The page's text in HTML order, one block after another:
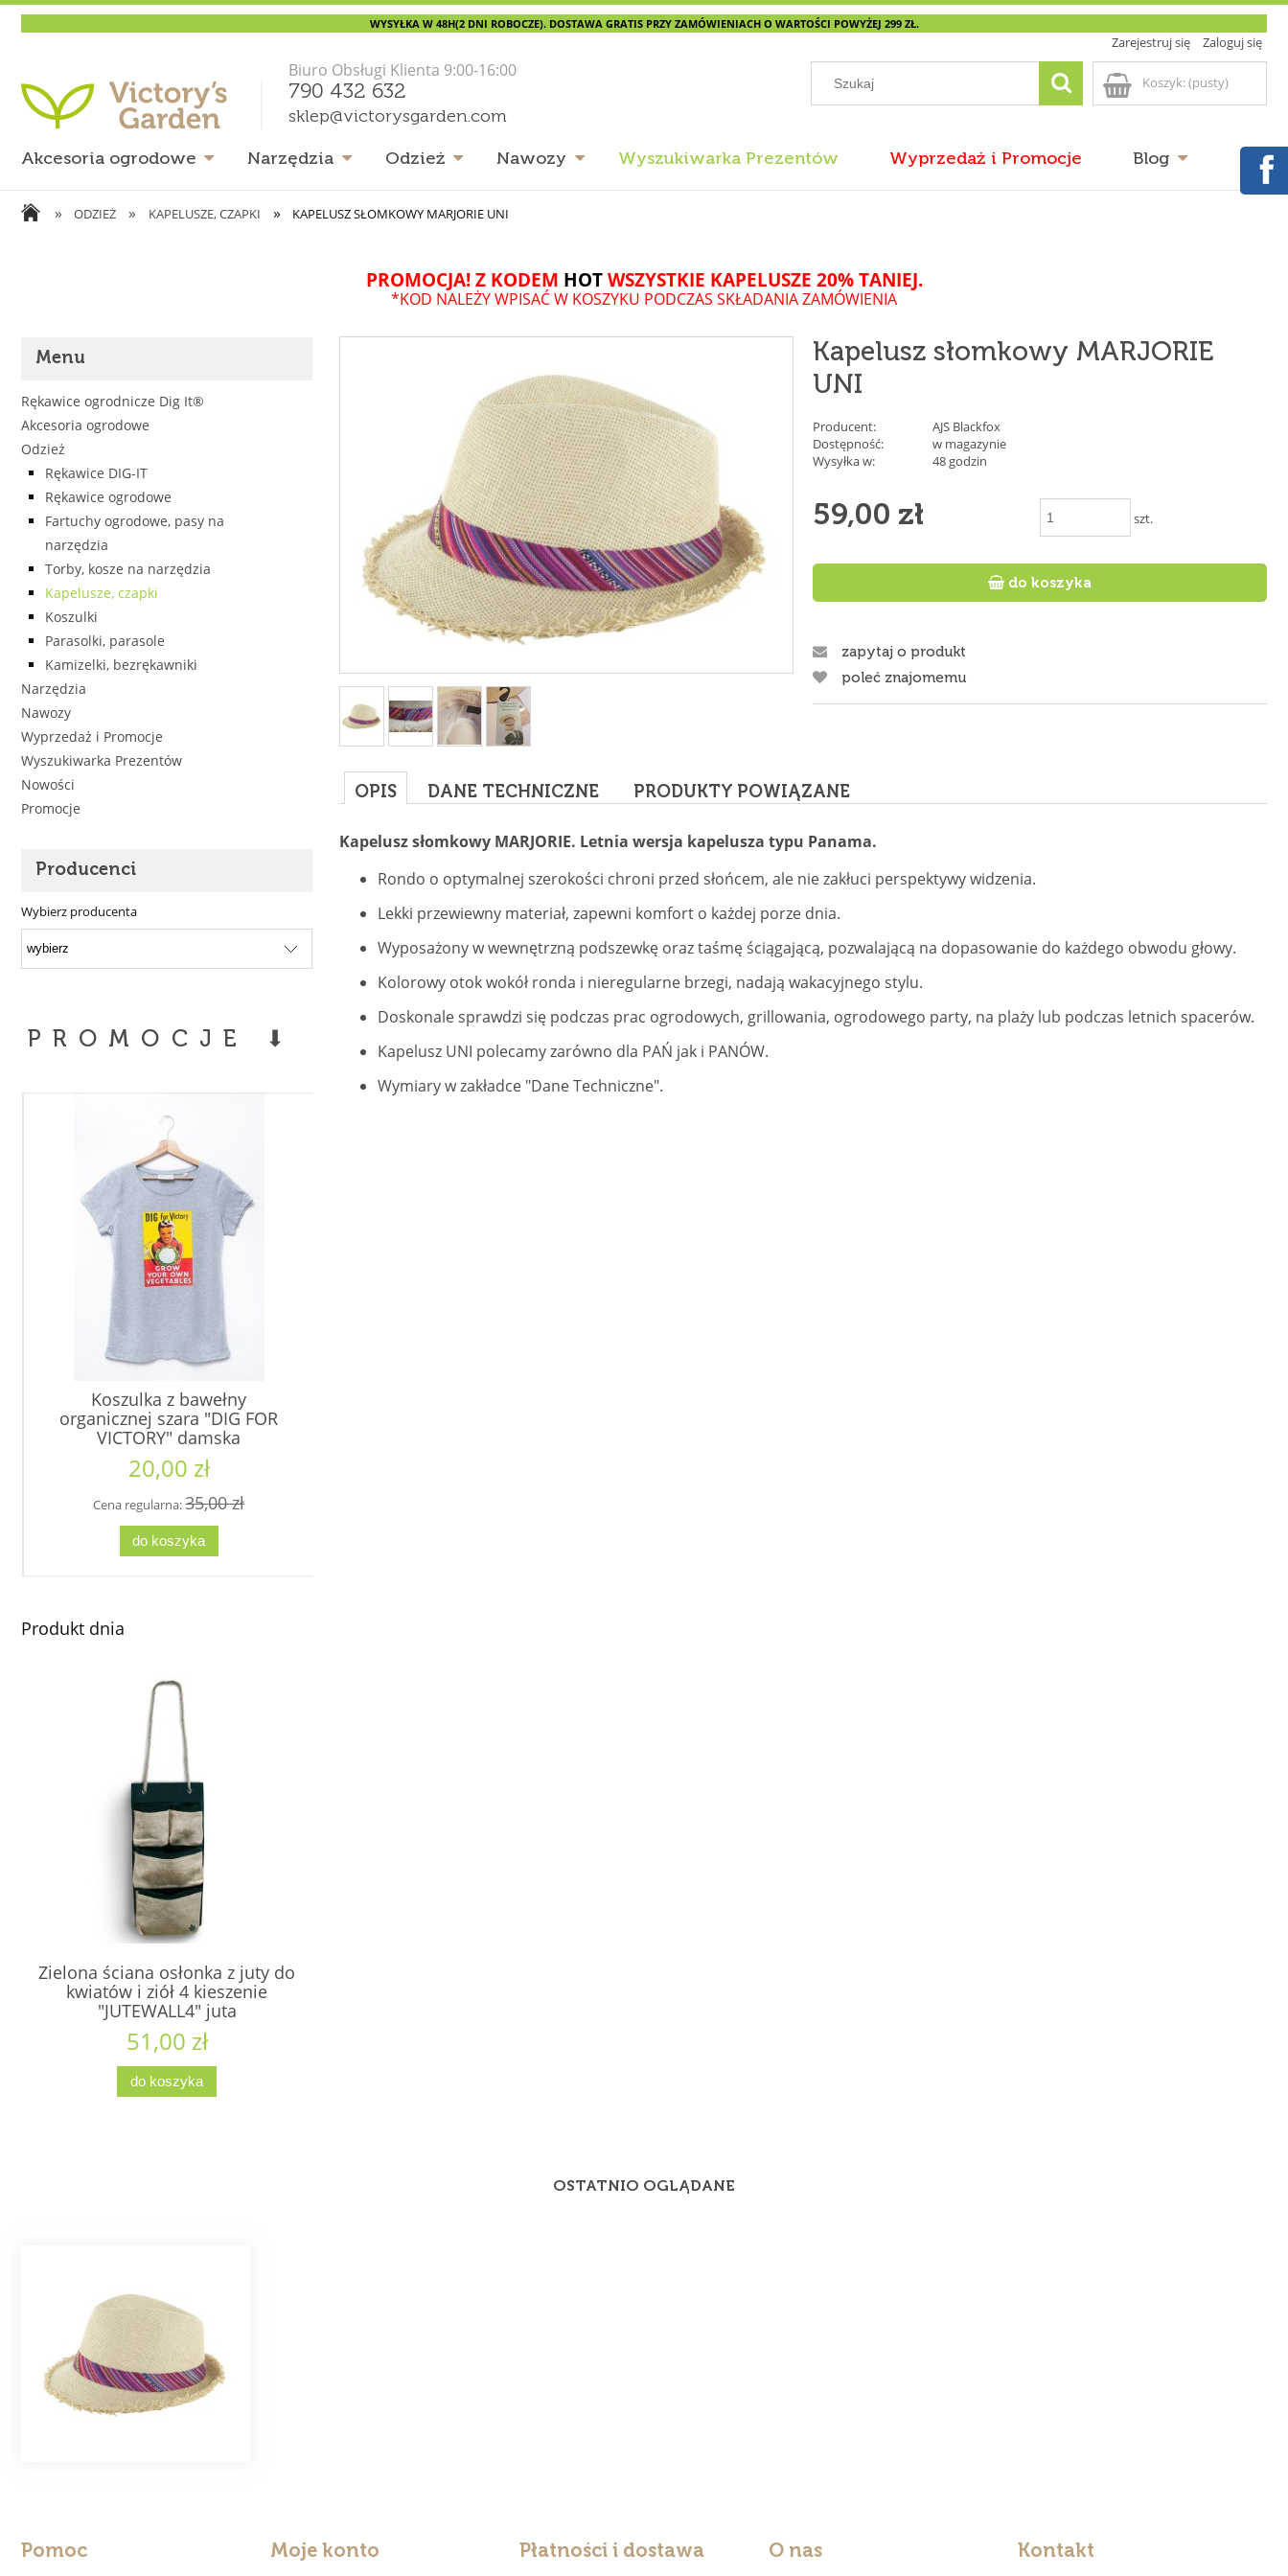
WYSYŁKA W 48H(2 DNI ROBOCZE). DOSTAWA GRATIS PRZY ZAMÓWIENIACH O WARTOŚCI POWYŻEJ 299 ZŁ.
Zarejestruj się Zaloguj się
Biuro Obsługi Klienta 9:00-16:00
790 432 632
sklep@victorysgarden.com
Koszyk:(pusty)
Akcesoria ogrodowe Narzędzia Odzież Nawozy Wyszukiwarka Prezentów Wyprzedaż i Promocje Blog
» ODZIEŻ » KAPELUSZE, CZAPKI » KAPELUSZ SŁOMKOWY MARJORIE UNI
PROMOCJA! Z KODEM HOTWSZYSTKIE KAPELUSZE 20% TANIEJ.
*KOD NALEŻY WPISAĆ W KOSZYKU PODCZAS SKŁADANIA ZAMÓWIENIA
Menu
Rękawice ogrodnicze Dig It®
Akcesoria ogrodowe
Odzież
Rękawice DIG-IT
Rękawice ogrodowe
Fartuchy ogrodowe, pasy na
narzędzia
Torby, kosze na narzędzia
Kapelusze, czapki
Koszulki
Parasolki, parasole
Kamizelki, bezrękawniki
Narzędzia
Nawozy
Wyprzedaż i Promocje
Wyszukiwarka Prezentów
Nowości
Promocje
Producenci
Wybierz producenta
PROMOCJE ⬇
Koszulka z bawełny
organicznej szara "DIG FOR
VICTORY" damska
20,00 zł
Cena regularna:35,00 zł
do koszyka
Produkt dnia
Zielona ściana osłonka z juty do
kwiatów i ziół 4 kieszenie
"JUTEWALL4" juta
51,00 zł
do koszyka
Kapelusz słomkowy MARJORIE
UNI
Producent:
AJS Blackfox
Dostępność:
w magazynie
Wysyłka w:
48 godzin
59,00 zł szt.
 do koszyka
zapytaj o produkt
poleć znajomemu
OPIS DANE TECHNICZNE PRODUKTY POWIĄZANE
Kapelusz słomkowy MARJORIE. Letnia wersja kapelusza typu Panama.
Rondo o optymalnej szerokości chroni przed słońcem, ale nie zakłuci perspektywy widzenia.
Lekki przewiewny materiał, zapewni komfort o każdej porze dnia.
Wyposażony w wewnętrzną podszewkę oraz taśmę ściągającą, pozwalającą na dopasowanie do każdego obwodu głowy.
Kolorowy otok wokół ronda i nieregularne brzegi, nadają wakacyjnego stylu.
Doskonale sprawdzi się podczas prac ogrodowych, grillowania, ogrodowego party, na plaży lub podczas letnich spacerów.
Kapelusz UNI polecamy zarówno dla PAŃ jak i PANÓW.
Wymiary w zakładce "Dane Techniczne".
OSTATNIO OGLĄDANE
Pomoc Moje konto Płatności i dostawa O nas Kontakt